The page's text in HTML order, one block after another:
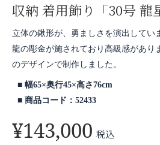
収納 着用飾り「30号 龍
立体の鍬形が、勇ましさを演出してい
龍の彫金が施されており高級感があり
のデザインで制作しました。
幅65×奥行45×高さ76cm
商品コード：52433
¥143,000 税込